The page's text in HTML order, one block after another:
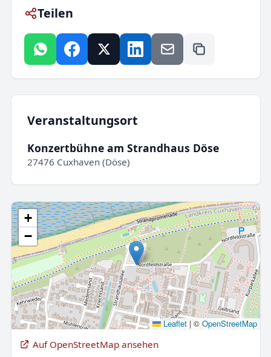
Teilen
Veranstaltungsort
Konzertbühne am Strandhaus Döse
27476 Cuxhaven (Döse)
+
−
Leaflet |© OpenStreetMap
Auf OpenStreetMap ansehen